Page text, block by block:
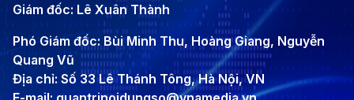
Giám đốc: Lê Xuân Thành
Phó Giám đốc: Bùi Minh Thu, Hoàng Giang, Nguyễn
Quang Vũ
Địa chỉ: Số 33 Lê Thánh Tông, Hà Nội, VN